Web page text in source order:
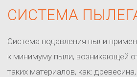
СИСТЕМА
Система подавления пыли
к минимуму пыли, возникающей
таких материалов, как: